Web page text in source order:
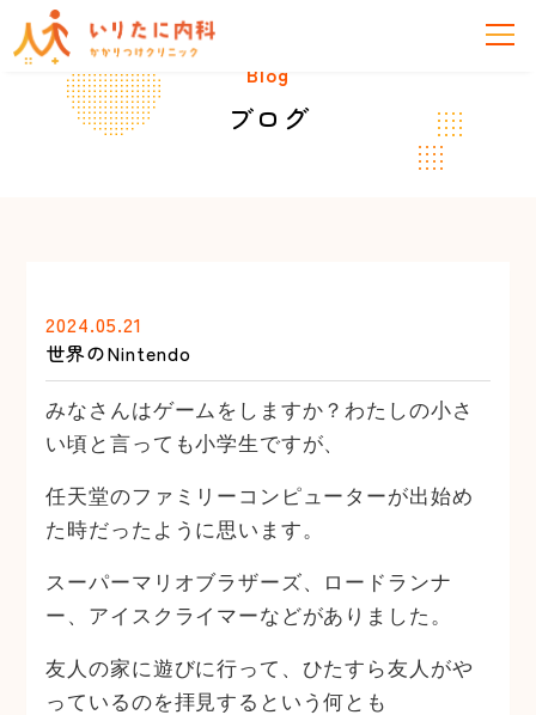
Blog
ブログ
2024.05.21
世界のNintendo
みなさんはゲームをしますか？わたしの小さ
い頃と言っても小学生ですが、
任天堂のファミリーコンピューターが出始め
た時だったように思います。
スーパーマリオブラザーズ、ロードランナ
ー、アイスクライマーなどがありました。
友人の家に遊びに行って、ひたすら友人がや
っているのを拝見するという何とも